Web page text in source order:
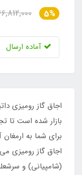
5%
آماده ارسال
بازار شده است تا
برای شما به
اجاق گاز رومیزی